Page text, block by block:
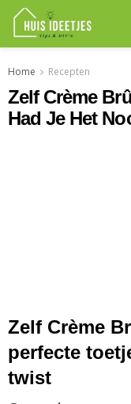
Home Recepten
Zelf Crème
Had Je Het
Zelf Crème
perfecte
twist